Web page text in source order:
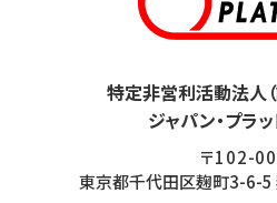
特定非営利活動法人
ジャパン・プラ
〒102-
東京都千代田区麹町3-6-5